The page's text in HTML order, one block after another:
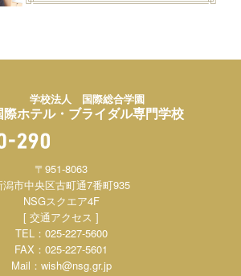
学校法人 国際総合学園
際ホテル・ブライダル専門学校
〒951-8063
潟市中央区古町通7番町935
NSGスクエア4F
[ 交通アクセス ]
TEL：025-227-5600
FAX：025-227-5601
Mail： wish@nsg.gr.jp